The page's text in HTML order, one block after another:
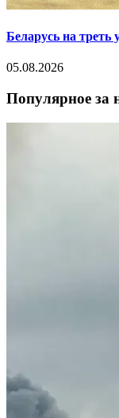
Беларусь на треть
05.08.2026
Популярное за